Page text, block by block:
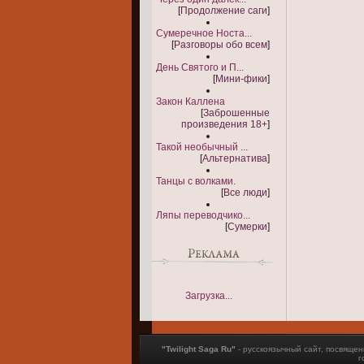
[Продолжение саги]
Сумеречное Носта...
[Разговоры обо всем]
День Святого и П...
[Мини-фики]
Закон Каллена
[Заброшенные
произведения 18+]
Такой необычный ...
[Альтернатива]
Танцы с волками.
[Все люди]
Ляпы переводчико...
[Сумерки]
Загрузка...
"Twilight Saga Ru" - русскоязычный сайт,